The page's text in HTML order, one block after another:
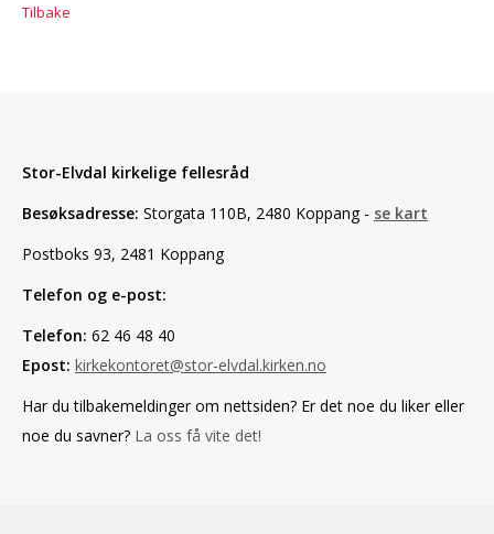
Tilbake
Stor-Elvdal kirkelige fellesråd
Besøksadresse: Storgata 110B, 2480 Koppang - se kart
Postboks 93, 2481 Koppang
Telefon og e-post:
Telefon: 62 46 48 40
Epost: kirkekontoret@stor-elvdal.kirken.no
Har du tilbakemeldinger om nettsiden? Er det noe du liker eller
noe du savner? La oss få vite det!